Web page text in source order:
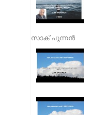
സാക് പുന്നൻ